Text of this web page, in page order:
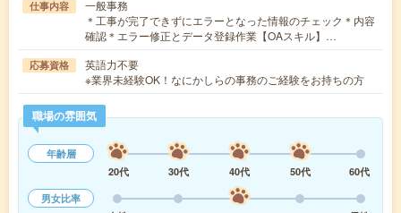
仕事内容
一般事務
＊工事が完了できずにエラーとなった情報のチェック＊内容
確認＊エラー修正とデータ登録作業【OAスキル】…
応募資格
英語力不要
※業界未経験OK！なにかしらの事務のご経験をお持ちの方
職場の雰囲気
年齢層
20代
30代 40代 50代
60代
男女比率